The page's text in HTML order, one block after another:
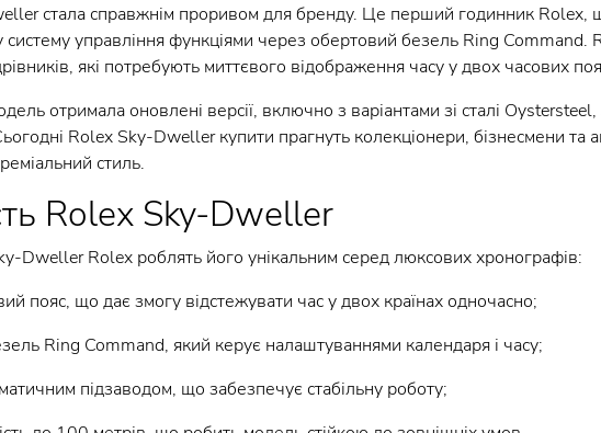
стала справжнім проривом для бренду. Це перший годинник Rolex,
систему управління функціями через обертовий безель Ring
які потребують миттєвого відображення часу у двох часових
отримала оновлені версії, включно з варіантами зі сталі
Rolex Sky-Dweller купити прагнуть колекціонери, бізнесмени та
стиль.
Rolex Sky-Dweller
Dweller Rolex роблять його унікальним серед люксових хронографів:
пояс, що дає змогу відстежувати час у двох країнах одночасно;
Ring Command, який керує налаштуваннями календаря і часу;
підзаводом, що забезпечує стабільну роботу;